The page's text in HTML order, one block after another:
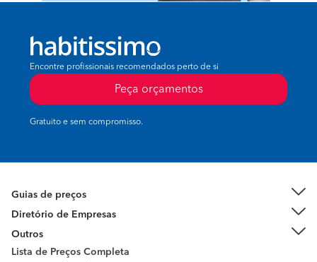
Encontre profissionais recomendados perto de si
Peça orçamentos
Gratuito e sem compromisso.
Guias de preços
Diretório de Empresas
Outros
Lista de Preços Completa